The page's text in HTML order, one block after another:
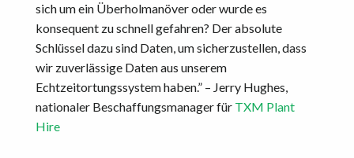
sich um ein Überholmanöver oder wurde es
konsequent zu schnell gefahren? Der absolute
Schlüssel dazu sind Daten, um sicherzustellen, dass
wir zuverlässige Daten aus unserem
Echtzeitortungssystem haben.” – Jerry Hughes,
nationaler Beschaffungsmanager für TXM Plant
Hire